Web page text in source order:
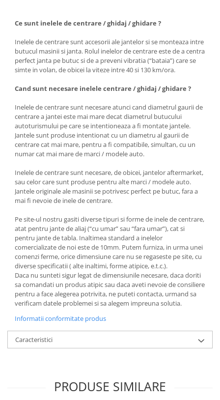
Ce sunt inelele de centrare / ghidaj / ghidare ?
Inelele de centrare sunt accesorii ale jantelor si se monteaza intre
butucul masinii si janta. Rolul inelelor de centrare este de a centra
perfect janta pe butuc si de a preveni vibratia (“bataia”) care se
simte in volan, de obicei la viteze intre 40 si 130 km/ora.
Cand sunt necesare inelele centrare / ghidaj / ghidare ?
Inelele de centrare sunt necesare atunci cand diametrul gaurii de
centrare a jantei este mai mare decat diametrul butucului
autoturismului pe care se intentioneaza a fi montate jantele.
Jantele sunt produse intentionat cu un diametru al gaurii de
centrare cat mai mare, pentru a fi compatibile, simultan, cu un
numar cat mai mare de marci / modele auto.
Inelele de centrare sunt necesare, de obicei, jantelor aftermarket,
sau celor care sunt produse pentru alte marci / modele auto.
Jantele originale ale masinii se potrivesc perfect pe butuc, fara a
mai fi nevoie de inele de centrare.
Pe site-ul nostru gasiti diverse tipuri si forme de inele de centrare,
atat pentru jante de aliaj (“cu umar” sau “fara umar”), cat si
pentru jante de tabla. Inaltimea standard a inelelor
comercializate de noi este de 10mm. Putem furniza, in urma unei
comenzi ferme, orice dimensiune care nu se regaseste pe site, cu
diverse specificatii ( alte inaltimi, forme atipice, e.t.c.).
Daca nu sunteti sigur legat de dimensiunile necesare, daca doriti
sa comandati un produs atipic sau daca aveti nevoie de consiliere
pentru a face alegerea potrivita, ne puteti contacta, urmand sa
verificam datele problemei si sa alegem impreuna solutia.
Informatii conformitate produs
Caracteristici
PRODUSE SIMILARE